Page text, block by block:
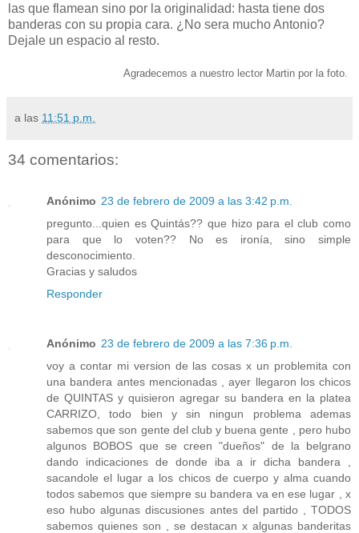
las que flamean sino por la originalidad: hasta tiene dos
banderas con su propia cara. ¿No sera mucho Antonio?
Dejale un espacio al resto.
Agradecemos a nuestro lector Martin por la foto.
a las 11:51 p.m.
34 comentarios:
Anónimo 23 de febrero de 2009 a las 3:42 p.m.
pregunto...quien es Quintás?? que hizo para el club como
para que lo voten?? No es ironía, sino simple
desconocimiento.
Gracias y saludos
Responder
Anónimo 23 de febrero de 2009 a las 7:36 p.m.
voy a contar mi version de las cosas x un problemita con
una bandera antes mencionadas , ayer llegaron los chicos
de QUINTAS y quisieron agregar su bandera en la platea
CARRIZO, todo bien y sin ningun problema ademas
sabemos que son gente del club y buena gente , pero hubo
algunos BOBOS que se creen "dueños" de la belgrano
dando indicaciones de donde iba a ir dicha bandera ,
sacandole el lugar a los chicos de cuerpo y alma cuando
todos sabemos que siempre su bandera va en ese lugar , x
eso hubo algunas discusiones antes del partido , TODOS
sabemos quienes son , se destacan x algunas banderitas